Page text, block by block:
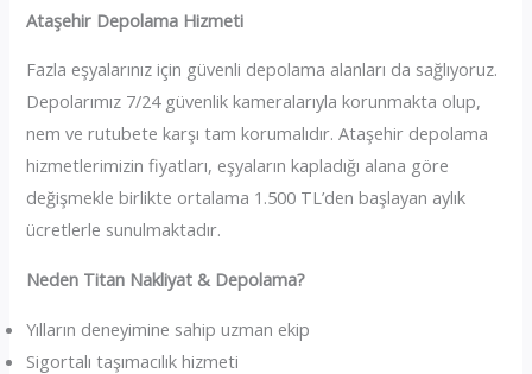
Ataşehir Depolama Hizmeti
Fazla eşyalarınız için güvenli depolama alanları da sağlıyoruz.
Depolarımız 7/24 güvenlik kameralarıyla korunmakta olup,
nem ve rutubete karşı tam korumalıdır. Ataşehir depolama
hizmetlerimizin fiyatları, eşyaların kapladığı alana göre
değişmekle birlikte ortalama 1.500 TL’den başlayan aylık
ücretlerle sunulmaktadır.
Neden Titan Nakliyat & Depolama?
Yılların deneyimine sahip uzman ekip
Sigortalı taşımacılık hizmeti